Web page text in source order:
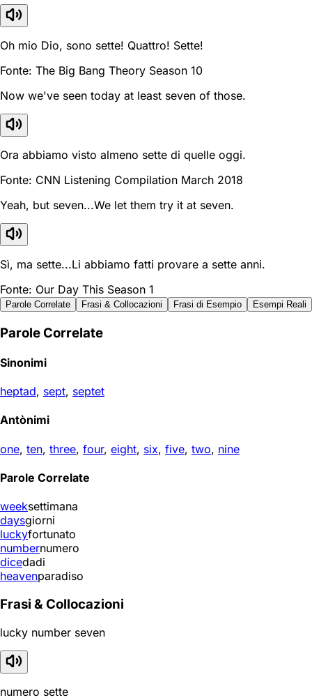
Oh mio Dio, sono sette! Quattro! Sette!
Fonte: The Big Bang Theory Season 10
Now we've seen today at least seven of those.
Ora abbiamo visto almeno sette di quelle oggi.
Fonte: CNN Listening Compilation March 2018
Yeah, but seven...We let them try it at seven.
Sì, ma sette...Li abbiamo fatti provare a sette anni.
Fonte: Our Day This Season 1
Parole Correlate Frasi & Collocazioni Frasi di Esempio Esempi Reali
Parole Correlate
Sinonimi
heptad, sept, septet
Antònimi
one, ten, three, four, eight, six, five, two, nine
Parole Correlate
weeksettimana
daysgiorni
luckyfortunato
numbernumero
dicedadi
heavenparadiso
Frasi & Collocazioni
lucky number seven
numero sette